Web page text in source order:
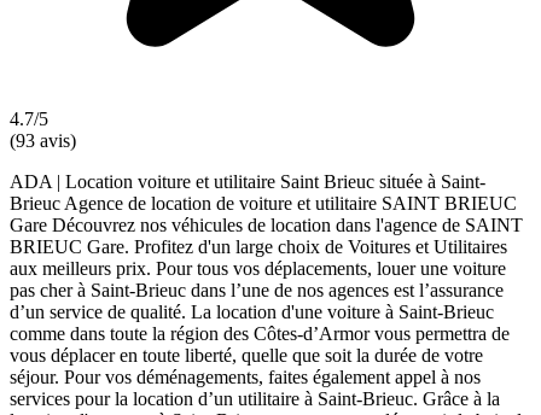
4.7/5
(93 avis)
ADA | Location voiture et utilitaire Saint Brieuc située à Saint-
Brieuc Agence de location de voiture et utilitaire SAINT BRIEUC
Gare Découvrez nos véhicules de location dans l'agence de SAINT
BRIEUC Gare. Profitez d'un large choix de Voitures et Utilitaires
aux meilleurs prix. Pour tous vos déplacements, louer une voiture
pas cher à Saint-Brieuc dans l’une de nos agences est l’assurance
d’un service de qualité. La location d'une voiture à Saint-Brieuc
comme dans toute la région des Côtes-d’Armor vous permettra de
vous déplacer en toute liberté, quelle que soit la durée de votre
séjour. Pour vos déménagements, faites également appel à nos
services pour la location d’un utilitaire à Saint-Brieuc. Grâce à la